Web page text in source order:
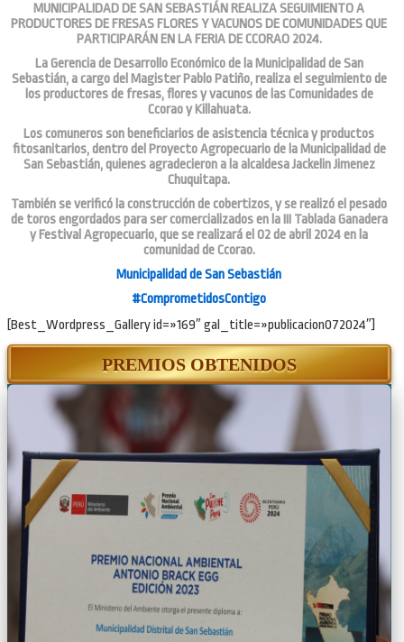
MUNICIPALIDAD DE SAN SEBASTIÁN REALIZA SEGUIMIENTO A
PRODUCTORES DE FRESAS FLORES Y VACUNOS DE COMUNIDADES QUE
PARTICIPARÁN EN LA FERIA DE CCORAO 2024.
La Gerencia de Desarrollo Económico de la Municipalidad de San
Sebastián, a cargo del Magister Pablo Patiño, realiza el seguimiento de
los productores de fresas, flores y vacunos de las Comunidades de
Ccorao y Killahuata.
Los comuneros son beneficiarios de asistencia técnica y productos
fitosanitarios, dentro del Proyecto Agropecuario de la Municipalidad de
San Sebastián, quienes agradecieron a la alcaldesaJackelin Jimenez
Chuquitapa.
También se verificó la construcción de cobertizos, y se realizó el pesado
de toros engordados para ser comercializados en la III Tablada Ganadera
y Festival Agropecuario, que se realizará el 02 de abril 2024 en la
comunidad de Ccorao.
Municipalidad de San Sebastián
#ComprometidosContigo
[Best_Wordpress_Gallery id=»169″ gal_title=»publicacion072024″]
PREMIOS OBTENIDOS